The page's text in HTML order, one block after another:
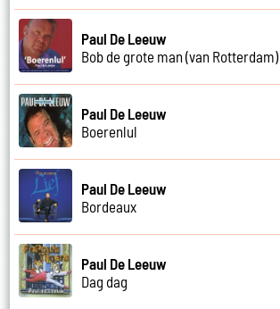
Paul De Leeuw
Bob de grote man (van Rotterdam)
Paul De Leeuw
Boerenlul
Paul De Leeuw
Bordeaux
Paul De Leeuw
Dag dag